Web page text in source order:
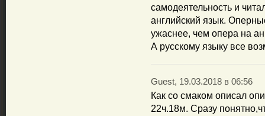
самодеятельность и
английский язык.
ужаснее, чем опера на
А русскому языку все
Guest, 19.03.2018 в 06:56
Как со смаком описал
22ч.18м. Сразу